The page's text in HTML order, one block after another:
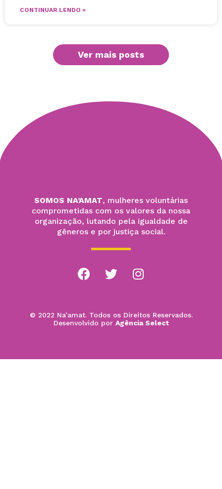
CONTINUAR LENDO »
Ver mais posts
SOMOS NA’AMAT, mulheres voluntárias
comprometidas com os valores da nossa
organização, lutando pela igualdade de
gêneros e por justiça social.
© 2022 Na’amat. Todos os Direitos Reservados.
Desenvolvido por Agência Select